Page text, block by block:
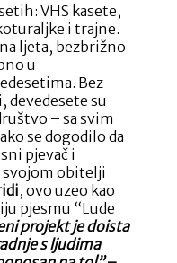
VHS kasete,
i trajne.
ljeta, bezbrižno
u
Bez
devedesete su
– sa svim
se dogodilo da
pjevač i
svojom obitelji
, ovo uzeo kao
pjesmu “Lude
projekt je doista
s ljudima